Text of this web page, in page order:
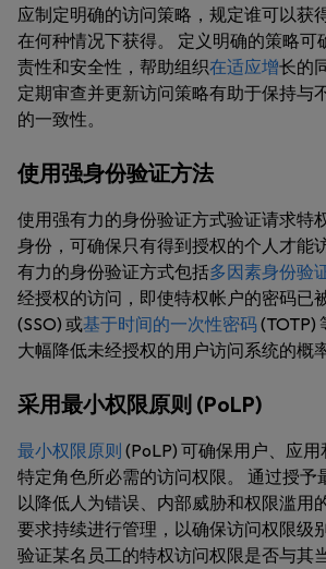
应制定明确的访问策略，规定谁可以获
在何种情况下获得。 定义明确的策略可
责性和安全性，帮助组织在适应增长的
定期审查并更新访问策略有助于保持与
的一致性。
使用强身份验证方法
使用强有力的身份验证方式验证请求特
身份，可确保只有得到授权的个人才能
有力的身份验证方式包括多因素身份验
经授权的访问，即使特权帐户的密码已
(SSO) 或基于时间的一次性密码 (TOTP)
大幅降低未经授权的用户访问系统的概率
采用最小权限原则 (PoLP)
最小权限原则 (PoLP) 可确保用户、应
特定角色所必需的访问权限。 通过授予
以降低人为错误、内部威胁和权限滥用
要求持续进行管理，以确保访问权限级
验证某名员工的特权访问权限是否与其